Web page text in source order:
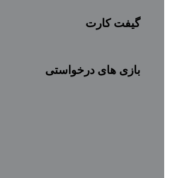
گیفت کارت
بازی های درخواستی